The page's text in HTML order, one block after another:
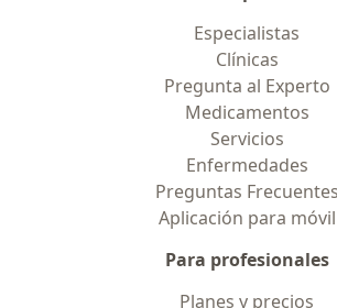
Especialistas
Clínicas
Pregunta al Experto
Medicamentos
Servicios
Enfermedades
Preguntas Frecuentes
Aplicación para móvil
Para profesionales
Planes y precios